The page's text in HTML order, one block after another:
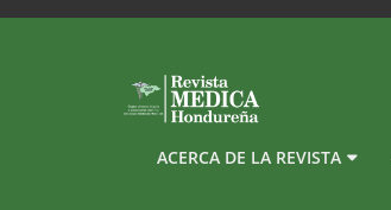
ACERCA DE LA REVISTA